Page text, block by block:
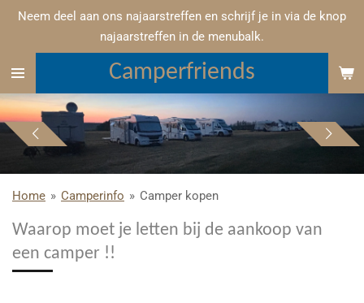
Ga
de
hoofdinhoud
Camperfriends
Neem deel aan ons najaarstreffen en schrijf je in via de knop
najaarstreffen in de menubalk.
Home » Camperinfo » Camper kopen
Waarop moet je letten bij de aankoop van
een camper !!